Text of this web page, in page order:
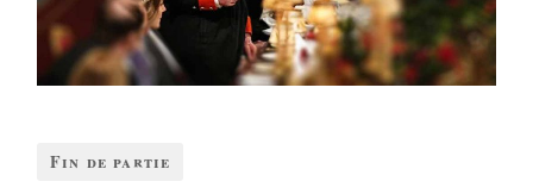
Fin de partie